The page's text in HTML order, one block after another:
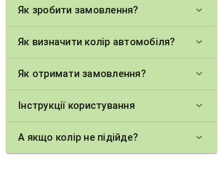
Як зробити замовлення? keyboard_arrow_down
Як визначити колір автомобіля? keyboard_arrow_down
Як отримати замовлення? keyboard_arrow_down
Інструкції користування keyboard_arrow_down
А якщо колір не підійде? keyboard_arrow_down